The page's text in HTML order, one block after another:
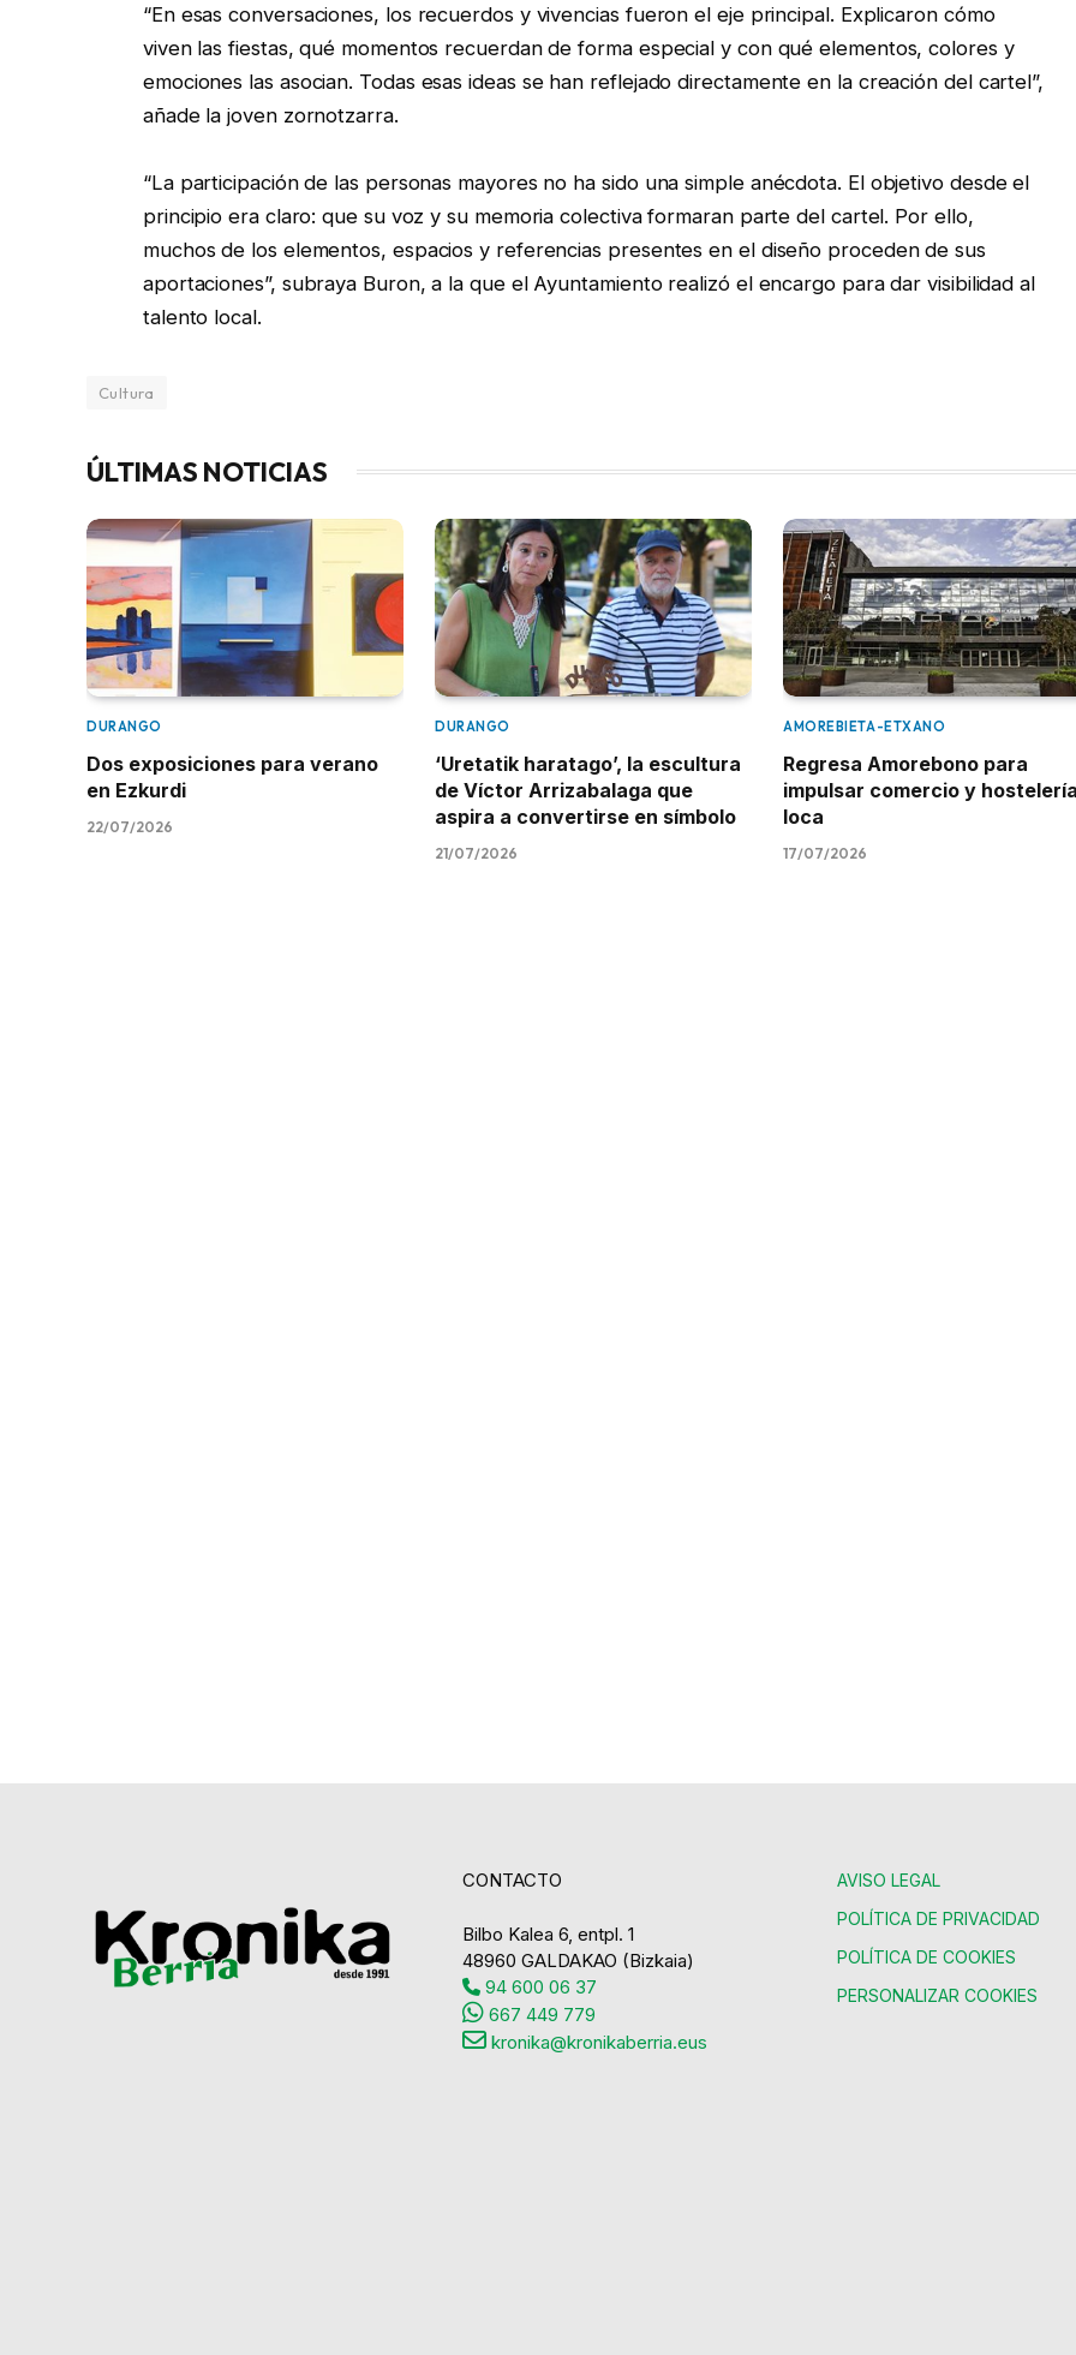
“En esas conversaciones, los recuerdos y vivencias fueron el eje principal. Explicaron cómo
viven las fiestas, qué momentos recuerdan de forma especial y con qué elementos, colores y
emociones las asocian. Todas esas ideas se han reflejado directamente en la creación del cartel”,
añade la joven zornotzarra.
“La participación de las personas mayores no ha sido una simple anécdota. El objetivo desde el
principio era claro: que su voz y su memoria colectiva formaran parte del cartel. Por ello,
muchos de los elementos, espacios y referencias presentes en el diseño proceden de sus
aportaciones”, subraya Buron, a la que el Ayuntamiento realizó el encargo para dar visibilidad al
talento local.
Cultura
ÚLTIMAS NOTICIAS
DURANGO
Dos exposiciones para verano
en Ezkurdi
22/07/2026
DURANGO
‘Uretatik haratago’, la escultura
de Víctor Arrizabalaga que
aspira a convertirse en símbolo
21/07/2026
AMOREBIETA-ETXANO
Regresa Amorebono para
impulsar comercio y
loca
17/07/2026
CONTACTO
Bilbo Kalea 6, entpl. 1
48960 GALDAKAO (Bizkaia)
94 600 06 37
667 449 779
kronika@kronikaberria.eus
AVISO LEGAL
POLÍTICA DE PRIVACIDAD
POLÍTICA DE COOKIES
PERSONALIZAR COOKIES